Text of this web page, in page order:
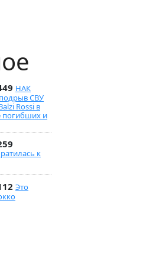
НАК
СВУ
Rossi в
погибших и
к
Это